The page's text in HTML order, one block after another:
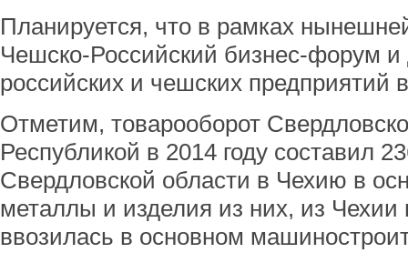
Планируется, что в рамках
Чешско-Российский бизнес-форум и
российских и чешских предприятий
Отметим, товарооборот
Республикой в 2014 году составил
Свердловской области в Чехию в
металлы и изделия из них, из
ввозилась в основном